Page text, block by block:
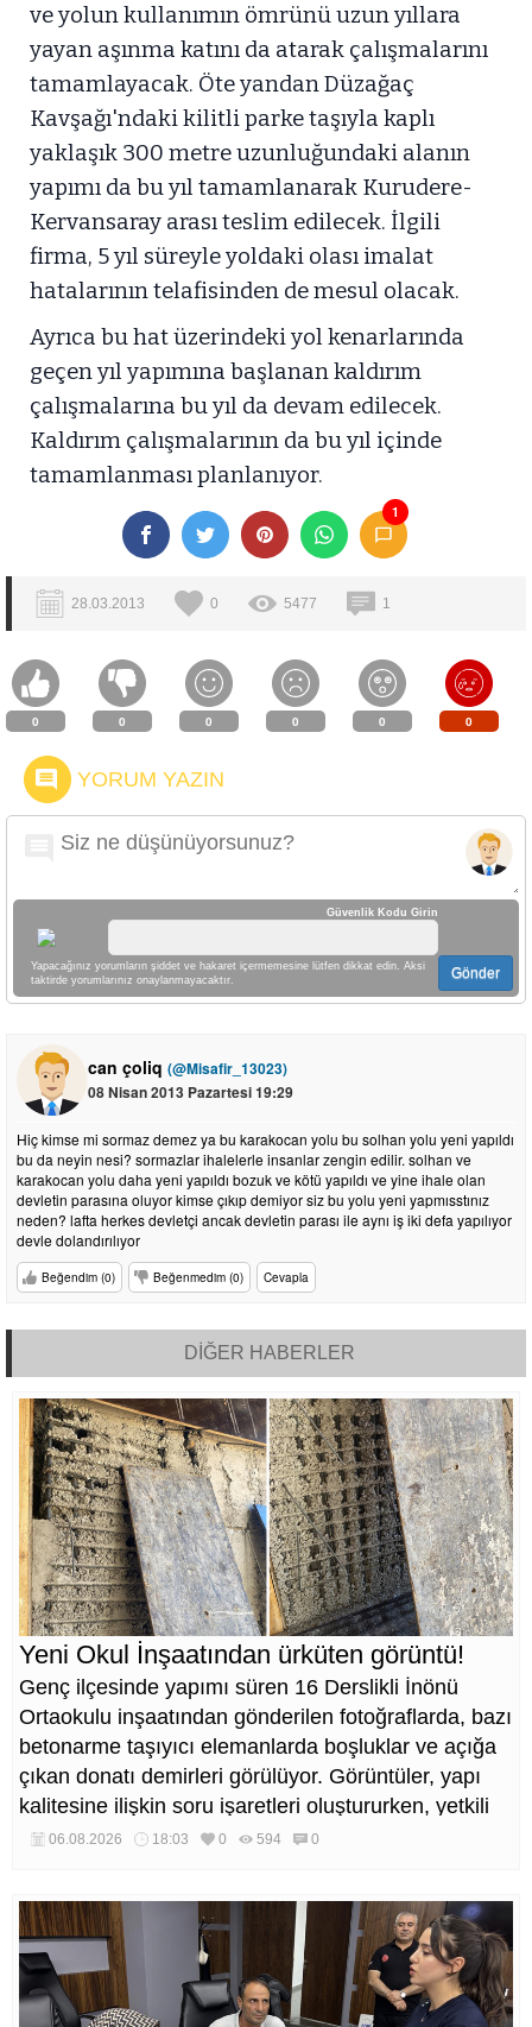
ve yolun kullanımın ömrünü uzun yıllara
yayan aşınma katını da atarak çalışmalarını
tamamlayacak. Öte yandan Düzağaç
Kavşağı'ndaki kilitli parke taşıyla kaplı
yaklaşık 300 metre uzunluğundaki alanın
yapımı da bu yıl tamamlanarak Kurudere-
Kervansaray arası teslim edilecek. İlgili
firma, 5 yıl süreyle yoldaki olası imalat
hatalarının telafisinden de mesul olacak.
Ayrıca bu hat üzerindeki yol kenarlarında
geçen yıl yapımına başlanan kaldırım
çalışmalarına bu yıl da devam edilecek.
Kaldırım çalışmalarının da bu yıl içinde
tamamlanması planlanıyor.
1
28.03.2013 0 5477 1
0 0 0 0 0 0
YORUM YAZIN
Güvenlik Kodu Girin
Yapacağınız yorumların şiddet ve hakaret içermemesine lütfen dikkat edin. Aksi
taktirde yorumlarınız onaylanmayacaktır.
Gönder
can çoliq (@Misafir_13023)
08 Nisan 2013 Pazartesi 19:29
Hiç kimse mi sormaz demez ya bu karakocan yolu bu solhan yolu yeni yapıldı
bu da neyin nesi? sormazlar ihalelerle insanlar zengin edilir. solhan ve
karakocan yolu daha yeni yapıldı bozuk ve kötü yapıldı ve yine ihale olan
devletin parasına oluyor kimse çıkıp demiyor siz bu yolu yeni yapmısstınız
neden? lafta herkes devletçi ancak devletin parası ile aynı iş iki defa yapılıyor
devle dolandırılıyor
Beğendim (0) Beğenmedim (0) Cevapla
DİĞER HABERLER
Yeni Okul İnşaatından ürküten görüntü!
Genç ilçesinde yapımı süren 16 Derslikli İnönü
Ortaokulu inşaatından gönderilen fotoğraflarda, bazı
betonarme taşıyıcı elemanlarda boşluklar ve açığa
çıkan donatı demirleri görülüyor. Görüntüler, yapı
kalitesine ilişkin soru işaretleri oluştururken, yetkili
kurumların teknik inceleme yapması çağrısı yapıldı.
06.08.2026 18:03 0 594 0